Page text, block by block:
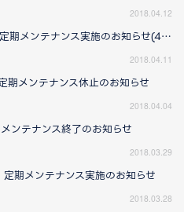
2018.04.12
4月12日（木）定期メンテナンス実施のお知らせ(4/12 12:33更新)
2018.04.11
期メンテナンス休止のお知らせ
2018.04.04
ンテナンス終了のお知らせ
2018.03.29
期メンテナンス実施のお知らせ
2018.03.28